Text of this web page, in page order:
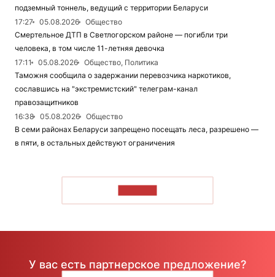
подземный тоннель, ведущий с территории Беларуси
17:27
05.08.2026
Общество
Смертельное ДТП в Светлогорском районе — погибли три
человека, в том числе 11-летняя девочка
17:11
05.08.2026
Общество, Политика
Таможня сообщила о задержании перевозчика наркотиков,
сославшись на "экстремистский" телеграм-канал
правозащитников
16:38
05.08.2026
Общество
В семи районах Беларуси запрещено посещать леса, разрешено —
в пяти, в остальных действуют ограничения
У вас есть партнерское предложение?